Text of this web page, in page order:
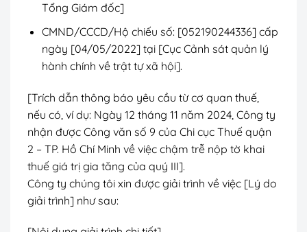
Tổng Giám đốc]
CMND/CCCD/Hộ chiếu số: [052190244336] cấp
ngày [04/05/2022] tại [Cục Cảnh sát quản lý
hành chính về trật tự xã hội].
[Trích dẫn thông báo yêu cầu từ cơ quan thuế,
nếu có, ví dụ: Ngày 12 tháng 11 năm 2024, Công ty
nhận được Công văn số 9 của Chi cục Thuế quận
2 – TP. Hồ Chí Minh về việc chậm trễ nộp tờ khai
thuế giá trị gia tăng của quý III].
Công ty chúng tôi xin được giải trình về việc [Lý do
giải trình] như sau: